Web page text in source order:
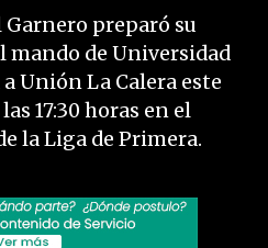
preparó su
de Universidad
Unión La Calera este
17:30 horas en el
la Liga de Primera.